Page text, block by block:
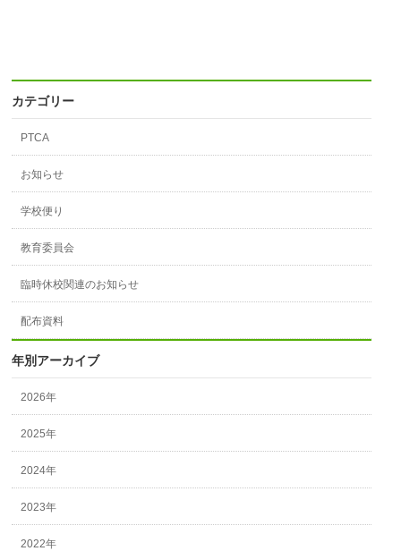
カテゴリー
PTCA
お知らせ
学校便り
教育委員会
臨時休校関連のお知らせ
配布資料
年別アーカイブ
2026年
2025年
2024年
2023年
2022年